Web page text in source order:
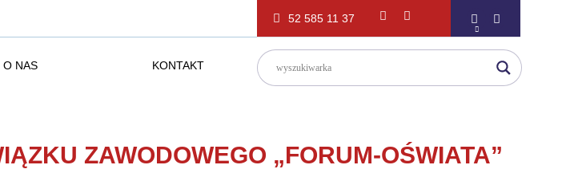
O NAS KONTAKT
52 585 11 37
ZAWODOWEGO „FORUM-OŚWIATA”